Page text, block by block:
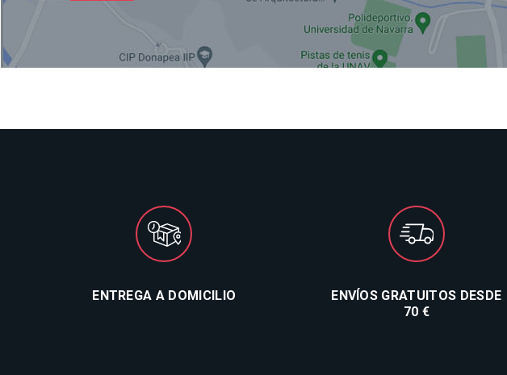
ENTREGA A DOMICILIO
ENVÍOS GRATUITOS DESDE
70 €